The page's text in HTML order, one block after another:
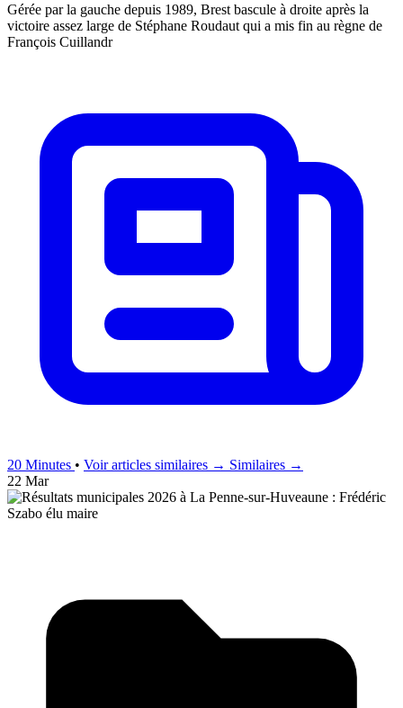
Gérée par la gauche depuis 1989, Brest bascule à droite après la
victoire assez large de Stéphane Roudaut qui a mis fin au règne de
François Cuillandr
20 Minutes • Voir articles similaires → Similaires →
22 Mar